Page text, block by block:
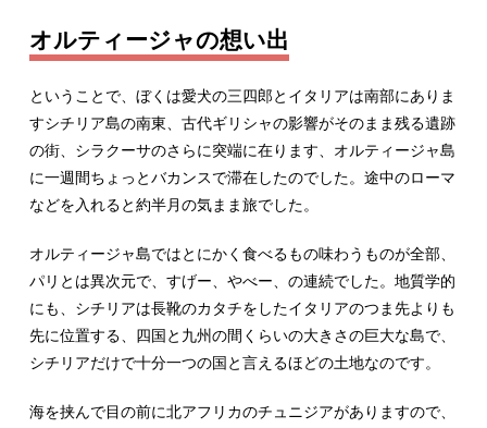
オルティージャの想い出
ということで、ぼくは愛犬の三四郎とイタリアは南部にありま
すシチリア島の南東、古代ギリシャの影響がそのまま残る遺跡
の街、シラクーサのさらに突端に在ります、オルティージャ島
に一週間ちょっとバカンスで滞在したのでした。途中のローマ
などを入れると約半月の気まま旅でした。
オルティージャ島ではとにかく食べるもの味わうものが全部、
パリとは異次元で、すげー、やべー、の連続でした。地質学的
にも、シチリアは長靴のカタチをしたイタリアのつま先よりも
先に位置する、四国と九州の間くらいの大きさの巨大な島で、
シチリアだけで十分一つの国と言えるほどの土地なのです。
海を挟んで目の前に北アフリカのチュニジアがありますので、